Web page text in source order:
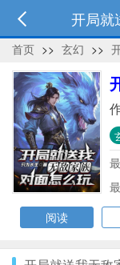
开局就
首页 >> 玄幻 >>
阅读